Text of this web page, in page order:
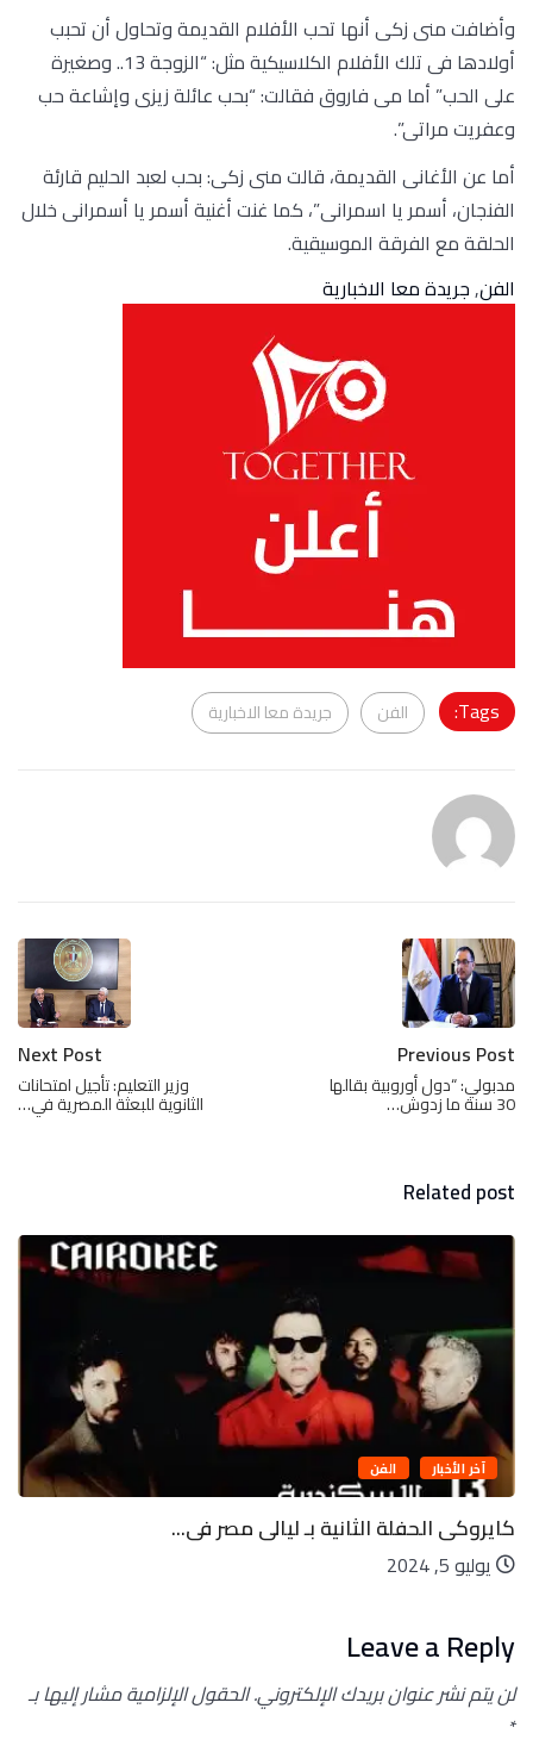
وأضافت منى زكى أنها تحب الأفلام القديمة وتحاول أن تحبب
أولادها فى تلك الأفلام الكلاسيكية مثل: “الزوجة 13.. وصغيرة
على الحب” أما مى فاروق فقالت: “بحب عائلة زيزى وإشاعة حب
وعفريت مراتى”.
أما عن الأغانى القديمة، قالت منى زكى: بحب لعبد الحليم قارئة
الفنجان، أسمر يا اسمرانى”، كما غنت أغنية أسمر يا أسمرانى خلال
الحلقة مع الفرقة الموسيقية.
الفن,جريدة معا الاخبارية
Tags: الفن جريدة معا الاخبارية
Previous Post
مدبولي: “دول أوروبية بقالها
30 سنة ما زدوش…
Next Post
وزير التعليم: تأجيل امتحانات
الثانوية للبعثة المصرية في…
Related post
مصر فى... ليه الأرض لها قمر واحد
Leave a Reply
لن يتم نشر عنوان بريدك الإلكتروني.الحقول الإلزامية مشار إليها بـ
*